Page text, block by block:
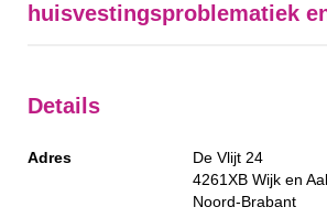
huisvestingsproblematiek
Details
Adres
De Vlijt 24
4261XB Wijk en
Noord-Brabant